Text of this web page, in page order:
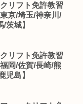
リフト免許教習
京/埼玉/神奈川/
茨城】
リフト免許教習
岡/佐賀/長崎/熊
児島】